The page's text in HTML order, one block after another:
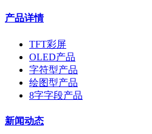
产品详情
TFT彩屏
OLED产品
字符型产品
绘图型产品
8字字段产品
新闻动态